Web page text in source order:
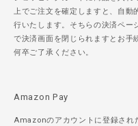
上でご注文を確定しますと、自動
行いたします。そちらの決済ペー
で決済画面を閉じられますとお手
何卒ご了承ください。
Amazon Pay
Amazonのアカウントに登録され